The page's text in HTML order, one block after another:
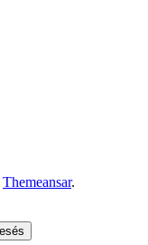
Themeansar.